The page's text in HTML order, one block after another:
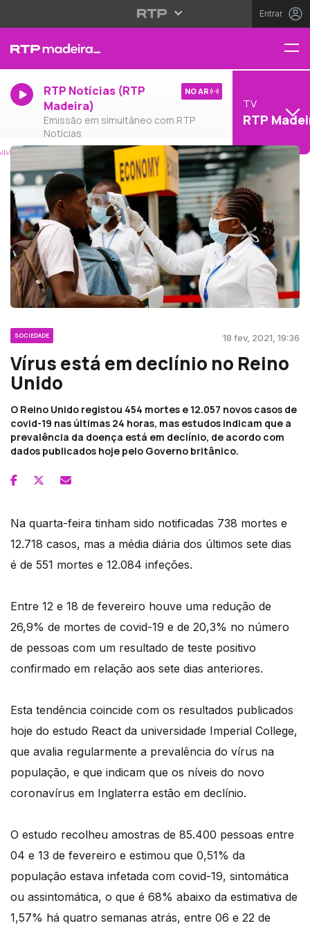
Entrar
RTP Notícias (RTP
Madeira)
Emissão em simultâneo com RTP
Notícias
NO AR
TV
RTP
SOCIEDADE 18 fev, 2021, 19:36
Vírus está em declínio no Reino
Unido
O Reino Unido registou 454 mortes e 12.057 novos casos de
covid-19 nas últimas 24 horas, mas estudos indicam que a
prevalência da doença está em declínio, de acordo com
dados publicados hoje pelo Governo britânico.
Na quarta-feira tinham sido notificadas 738 mortes e
12.718 casos, mas a média diária dos últimos sete dias
é de 551 mortes e 12.084 infeções.
Entre 12 e 18 de fevereiro houve uma redução de
26,9% de mortes de covid-19 e de 20,3% no número
de pessoas com um resultado de teste positivo
confirmado em relação aos sete dias anteriores.
Esta tendência coincide com os resultados publicados
hoje do estudo React da universidade Imperial College,
que avalia regularmente a prevalência do vírus na
população, e que indicam que os níveis do novo
coronavírus em Inglaterra estão em declínio.
O estudo recolheu amostras de 85.400 pessoas entre
04 e 13 de fevereiro e estimou que 0,51% da
população estava infetada com covid-19, sintomática
ou assintomática, o que é 68% abaixo da estimativa de
1,57% há quatro semanas atrás, entre 06 e 22 de